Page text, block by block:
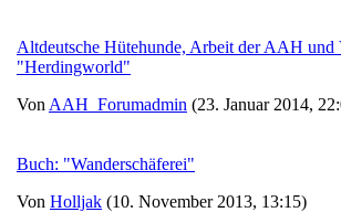
Altdeutsche Hütehunde, Arbeit der AAH
"Herdingworld"
Von AAH_Forumadmin (23. Januar 2014,
Buch: "Wanderschäferei"
Von Holljak (10. November 2013, 13:15)